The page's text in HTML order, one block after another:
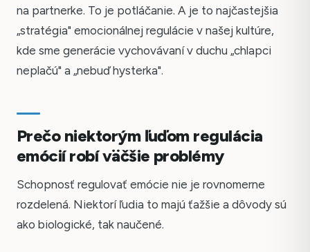
na partnerke. To je potláčanie. A je to najčastejšia
„stratégia" emocionálnej regulácie v našej kultúre,
kde sme generácie vychovávaní v duchu „chlapci
neplačú" a „nebuď hysterka".
Prečo niektorým ľuďom regulácia
emócií robí väčšie problémy
Schopnosť regulovať emócie nie je rovnomerne
rozdelená. Niektorí ľudia to majú ťažšie a dôvody sú
ako biologické, tak naučené.